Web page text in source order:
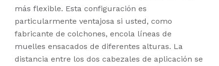
más flexible. Esta configuración es
particularmente ventajosa si usted, como
fabricante de colchones, encola líneas de
muelles ensacados de diferentes alturas. La
distancia entre los dos cabezales de aplicación se